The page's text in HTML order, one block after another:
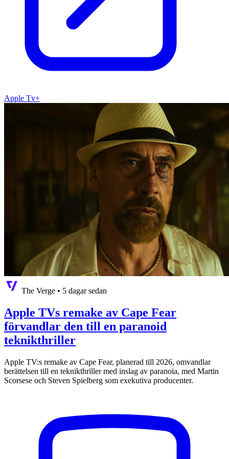
Apple Tv+
The Verge • 5 dagar sedan
Apple TVs remake av Cape Fear
förvandlar den till en paranoid
teknikthriller
Apple TV:s remake av Cape Fear, planerad till 2026, omvandlar
berättelsen till en teknikthriller med inslag av paranoia, med Martin
Scorsese och Steven Spielberg som exekutiva producenter.